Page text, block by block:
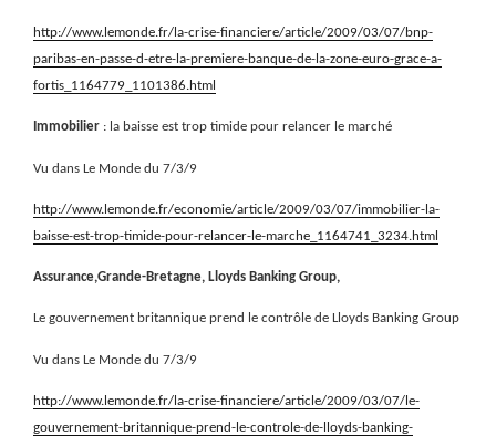
http://www.lemonde.fr/la-crise-financiere/article/2009/03/07/bnp-
paribas-en-passe-d-etre-la-premiere-banque-de-la-zone-euro-grace-a-
fortis_1164779_1101386.html
Immobilier : la baisse est trop timide pour relancer le marché
Vu dans Le Monde du 7/3/9
http://www.lemonde.fr/economie/article/2009/03/07/immobilier-la-
baisse-est-trop-timide-pour-relancer-le-marche_1164741_3234.html
Assurance,Grande-Bretagne, Lloyds Banking Group,
Le gouvernement britannique prend le contrôle de Lloyds Banking Group
Vu dans Le Monde du 7/3/9
http://www.lemonde.fr/la-crise-financiere/article/2009/03/07/le-
gouvernement-britannique-prend-le-controle-de-lloyds-banking-